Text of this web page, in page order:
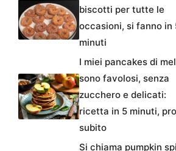
biscotti per tutte le
occasioni, si fanno in
minuti
I miei pancakes di
sono favolosi, senza
zucchero e delicati:
ricetta in 5 minuti,
subito
Si chiama pumpkin